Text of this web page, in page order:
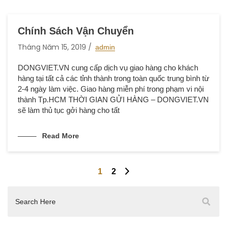
Chính Sách Vận Chuyển
Tháng Năm 15, 2019 admin
DONGVIET.VN cung cấp dịch vụ giao hàng cho khách
hàng tại tất cả các tỉnh thành trong toàn quốc trung bình từ
2-4 ngày làm việc. Giao hàng miễn phí trong phạm vi nội
thành Tp.HCM THỜI GIAN GỬI HÀNG – DONGVIET.VN
sẽ làm thủ tục gởi hàng cho tất
Read More
1 2